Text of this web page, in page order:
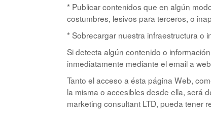
* Publicar contenidos que en algún
costumbres, lesivos para terceros, o
* Sobrecargar nuestra infraestructura o
Si detecta algún contenido o
inmediatamente mediante el email a
Tanto el acceso a ésta página Web,
la misma o accesibles desde ella, será
marketing consultant LTD, pueda tener